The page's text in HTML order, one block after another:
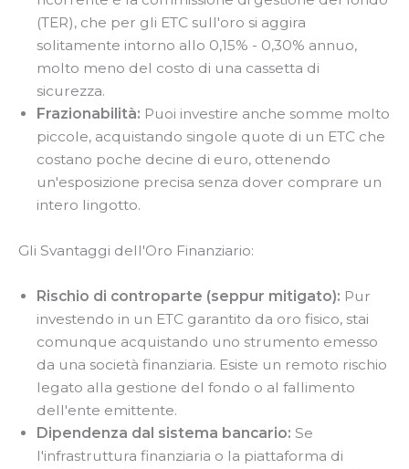
(TER), che per gli ETC sull'oro si aggira
solitamente intorno allo 0,15% - 0,30% annuo,
molto meno del costo di una cassetta di
sicurezza.
Frazionabilità: Puoi investire anche somme molto
piccole, acquistando singole quote di un ETC che
costano poche decine di euro, ottenendo
un'esposizione precisa senza dover comprare un
intero lingotto.
Gli Svantaggi dell'Oro Finanziario:
Rischio di controparte (seppur mitigato): Pur
investendo in un ETC garantito da oro fisico, stai
comunque acquistando uno strumento emesso
da una società finanziaria. Esiste un remoto rischio
legato alla gestione del fondo o al fallimento
dell'ente emittente.
Dipendenza dal sistema bancario: Se
l'infrastruttura finanziaria o la piattaforma di